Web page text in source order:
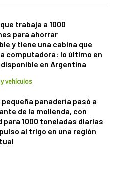
trabaja a 1000
para ahorrar
y tiene una cabina que
computadora: lo último en
en Argentina
vehículos
pequeña panadería pasó a
de la molienda, con
para 1000 toneladas diarias
al trigo en una región